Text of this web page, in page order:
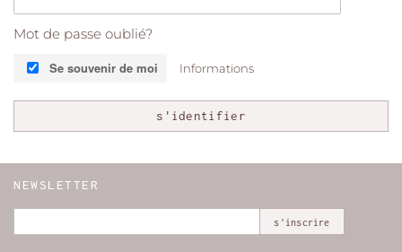
Mot de passe oublié?
Se souvenir de moi
Informations
s'identifier
NEWSLETTER
s'inscrire